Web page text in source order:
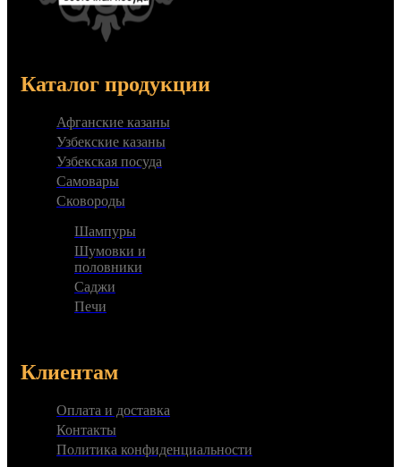
Каталог продукции
Афганские казаны
Узбекские казаны
Узбекская посуда
Самовары
Сковороды
Шампуры
Шумовки и
половники
Саджи
Печи
Клиентам
Оплата и доставка
Контакты
Политика конфиденциальности